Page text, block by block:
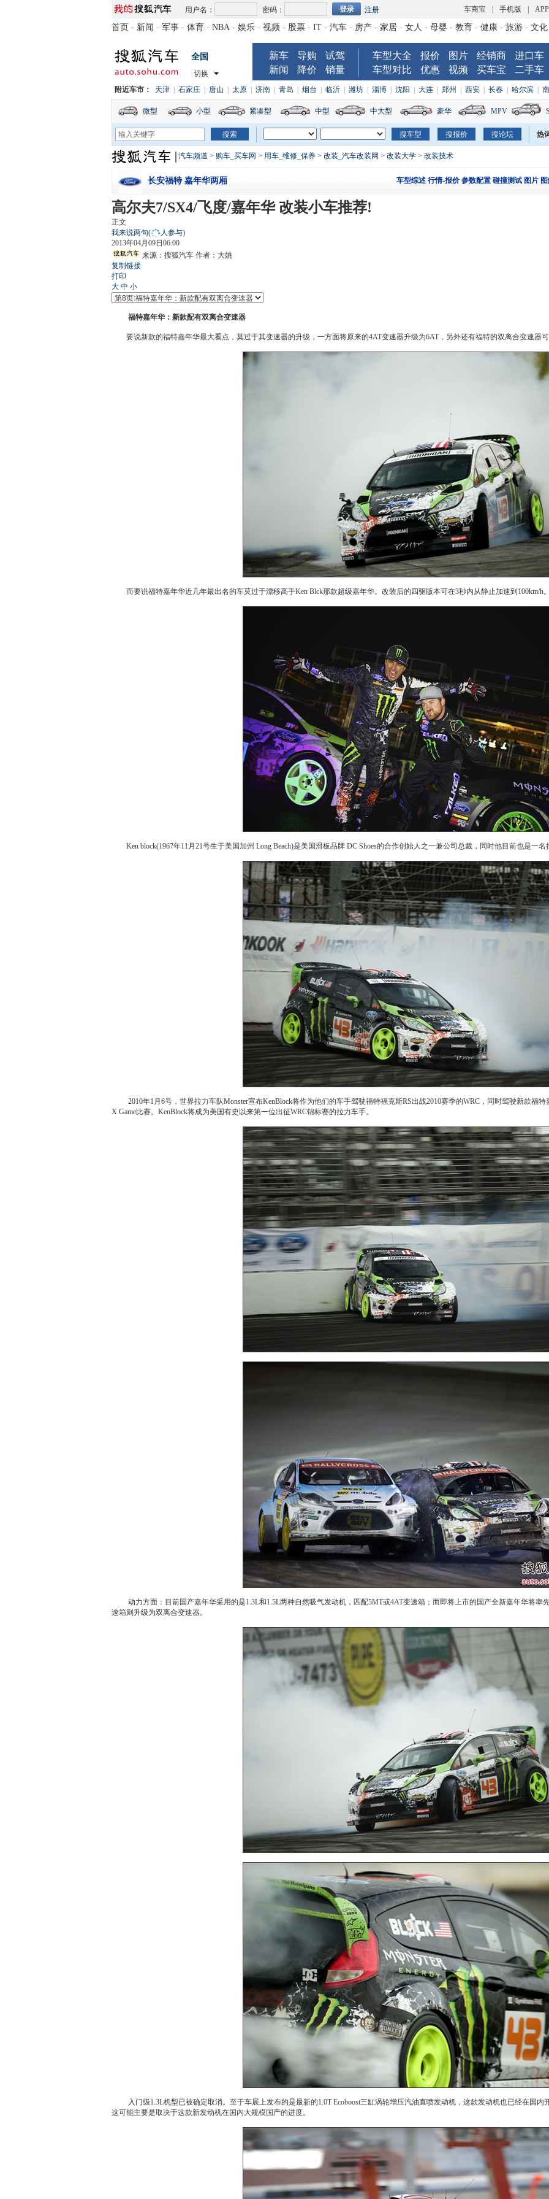
用户名： 密码： 注册 车商宝 手机版
首页 - 新闻 - 军事 - 体育 - NBA - 娱乐 - 视频 - 股票 - IT - 汽车 - 房产 - 家居 - 女人 - 母婴 - 教育 - 健康 - 旅游 - 文化
全国
切换
新车 导购
试驾
新闻
降价 销量
车型大全 报价 图片 经销商
进口车
车型对比
优惠 视频 买车宝 二手车
附近车市： 天津 石家庄 唐山 太原 济南 青岛 烟台 临沂 潍坊 淄博 沈阳 大连 郑州 西安 长春 哈尔滨
微型 小型 紧凑型 中型 中大型 豪华 MPV
热
汽车频道 > 购车_买车网 > 用车_维修_保养 > 改装_汽车改装网 > 改装大学 > 改装技术
车型综述 行情-报价 参数配置 碰撞测试 图片
长安福特 嘉年华两厢
高尔夫7/SX4/飞度/嘉年华 改装小车推荐!
正文
我来说两句(
人参与)
2013年04月09日06:00
来源： 搜狐汽车作者：大姚
复制链接
打印
大 中 小
福特嘉年华：新款配有双离合变速器
要说新款的福特嘉年华最大看点，莫过于其变速器的升级，一方面将原来的4AT变速器升级为6AT，另外还有福特的双离合变速器
而要说福特嘉年华近几年最出名的车莫过于漂移高手Ken Blck那款超级嘉年华。改装后的四驱版本可在3秒内从静止加速到100km/h
Ken block(1967年11月21号生于美国加州 Long Beach)是美国滑板品牌 DC Shoes的合作创始人之一兼公司总裁，同时他目前也是一名
2010年1月6号，世界拉力车队Monster宣布KenBlock将作为他们的车手驾驶福特福克斯RS出战2010赛季的WRC，同时驾驶新款福
X Game比赛。KenBlock将成为美国有史以来第一位出征WRC锦标赛的拉力车手。
动力方面：目前国产嘉年华采用的是1.3L和1.5L两种自然吸气发动机，匹配5MT或4AT变速箱；而即将上市的国产全新嘉年华将率
速箱则升级为双离合变速器。
入门级1.3L机型已被确定取消。至于车展上发布的是最新的1.0T Ecoboost三缸涡轮增压汽油直喷发动机，这款发动机也已经在国内
这可能主要是取决于这款新发动机在国内大规模国产的进度。